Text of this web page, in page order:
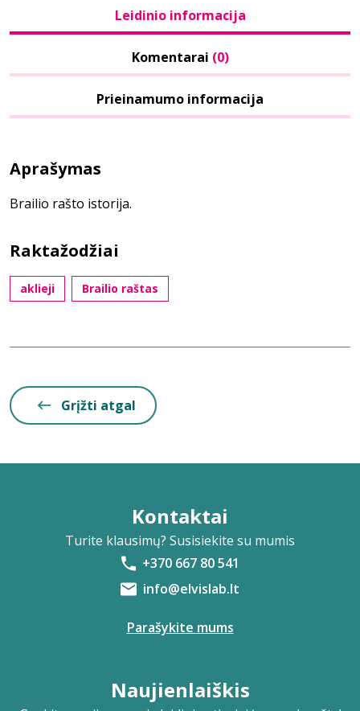
Leidinio informacija
Komentarai (0)
Prieinamumo informacija
Aprašymas
Brailio rašto istorija.
Raktažodžiai
aklieji Brailio raštas
Grįžti atgal
Kontaktai
Turite klausimų? Susisiekite su mumis
+370 667 80 541
info@elvislab.lt
Parašykite mums
Naujienlaiškis